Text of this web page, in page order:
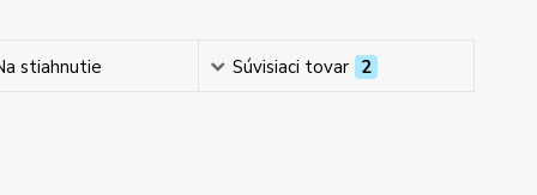
stiahnutie Súvisiaci tovar 2